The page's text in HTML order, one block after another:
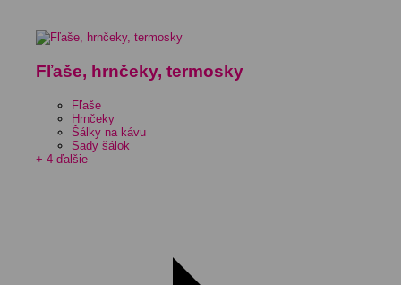
Fľaše, hrnčeky, termosky
Fľaše
Hrnčeky
Šálky na kávu
Sady šálok
+ 4 ďalšie